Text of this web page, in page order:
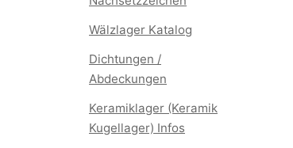
Wälzlager Katalog
Dichtungen /
Abdeckungen
Keramiklager (Keramik
Kugellager) Infos